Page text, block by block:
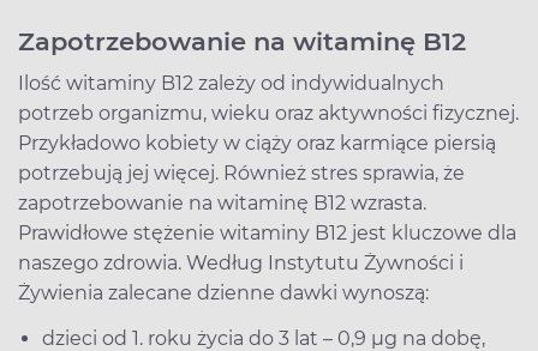
Zapotrzebowanie na witaminę B12
Ilość witaminy B12 zależy od indywidualnych
potrzeb organizmu, wieku oraz aktywności fizycznej.
Przykładowo kobiety w ciąży oraz karmiące piersią
potrzebują jej więcej. Również stres sprawia, że
zapotrzebowanie na witaminę B12 wzrasta.
Prawidłowe stężenie witaminy B12 jest kluczowe dla
naszego zdrowia. Według Instytutu Żywności i
Żywienia zalecane dzienne dawki wynoszą:
dzieci od 1. roku życia do 3 lat – 0,9 µg na dobę,